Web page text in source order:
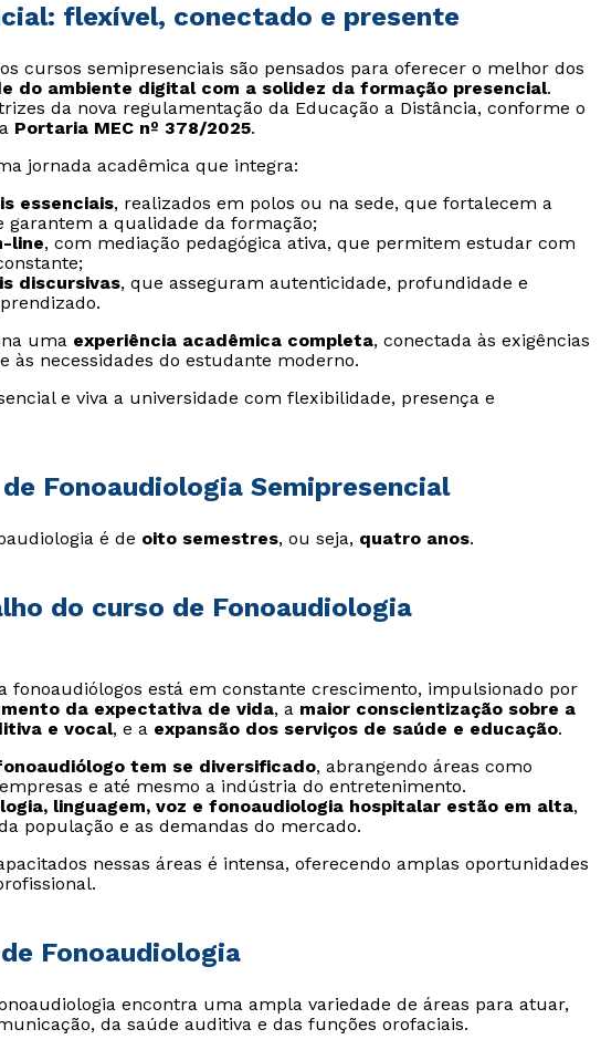
flexível, conectado e presente
cursos semipresenciais são pensados para oferecer o melhor dos
do ambiente digital com a solidez da formação presencial.
da nova regulamentação da Educação a Distância, conforme o
Portaria MEC nº 378/2025.
jornada acadêmica que integra:
essenciais, realizados em polos ou na sede, que fortalecem a
garantem a qualidade da formação;
line, com mediação pedagógica ativa, que permitem estudar com
discursivas, que asseguram autenticidade, profundidade e
uma experiência acadêmica completa, conectada às exigências
às necessidades do estudante moderno.
e viva a universidade com flexibilidade, presença e
Fonoaudiologia Semipresencial
é de oito semestres, ou seja, quatro anos.
do curso de Fonoaudiologia
fonoaudiólogos está em constante crescimento, impulsionado por
da expectativa de vida, a maior conscientização sobre a
e vocal, e a expansão dos serviços de saúde e educação.
tem se diversificado, abrangendo áreas como
e até mesmo a indústria do entretenimento.
linguagem, voz e fonoaudiologia hospitalar estão em alta,
população e as demandas do mercado.
nessas áreas é intensa, oferecendo amplas oportunidades
Fonoaudiologia
encontra uma ampla variedade de áreas para atuar,
da saúde auditiva e das funções orofaciais.